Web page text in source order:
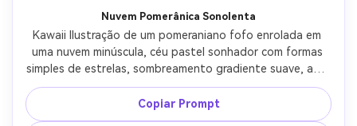
Nuvem Pomerânica Sonolenta
Kawaii Ilustração de um pomeraniano fofo enrolada em
uma nuvem minúscula, céu pastel sonhador com formas
simples de estrelas, sombreamento gradiente suave, arte
de linha limpa grossa, bochechas rosadas e sorriso de
olhos fechados, humor aconchegante na hora de dormir,
composição de personagem fofa de alta qualidade, lente
Copiar Prompt